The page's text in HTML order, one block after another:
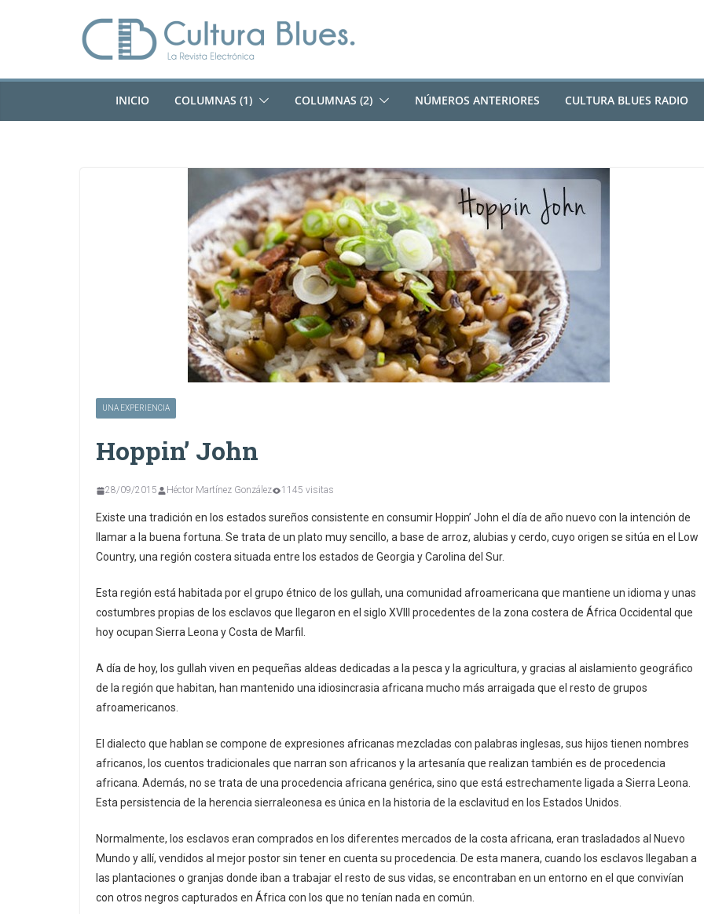
INICIO COLUMNAS (1) COLUMNAS (2) NÚMEROS ANTERIORES CULTURA BLUES RADIO
UNA EXPERIENCIA
Hoppin’ John
28/09/2015 Héctor Martínez González 1145 visitas
Existe una tradición en los estados sureños consistente en consumir Hoppin’ John el día de año nuevo con la intención de
llamar a la buena fortuna. Se trata de un plato muy sencillo, a base de arroz, alubias y cerdo, cuyo origen se sitúa en el Low
Country, una región costera situada entre los estados de Georgia y Carolina del Sur.
Esta región está habitada por el grupo étnico de los gullah, una comunidad afroamericana que mantiene un idioma y unas
costumbres propias de los esclavos que llegaron en el siglo XVIII procedentes de la zona costera de África Occidental que
hoy ocupan Sierra Leona y Costa de Marfil.
A día de hoy, los gullah viven en pequeñas aldeas dedicadas a la pesca y la agricultura, y gracias al aislamiento geográfico
de la región que habitan, han mantenido una idiosincrasia africana mucho más arraigada que el resto de grupos
afroamericanos.
El dialecto que hablan se compone de expresiones africanas mezcladas con palabras inglesas, sus hijos tienen nombres
africanos, los cuentos tradicionales que narran son africanos y la artesanía que realizan también es de procedencia
africana. Además, no se trata de una procedencia africana genérica, sino que está estrechamente ligada a Sierra Leona.
Esta persistencia de la herencia sierraleonesa es única en la historia de la esclavitud en los Estados Unidos.
Normalmente, los esclavos eran comprados en los diferentes mercados de la costa africana, eran trasladados al Nuevo
Mundo y allí, vendidos al mejor postor sin tener en cuenta su procedencia. De esta manera, cuando los esclavos llegaban a
las plantaciones o granjas donde iban a trabajar el resto de sus vidas, se encontraban en un entorno en el que convivían
con otros negros capturados en África con los que no tenían nada en común.